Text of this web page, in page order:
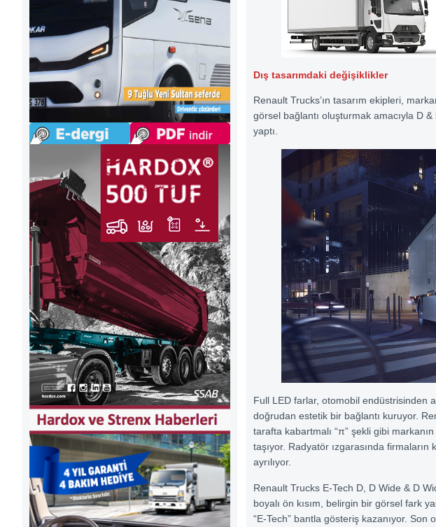
Dış tasarımdaki değişiklikler
Renault Trucks’ın tasarım ekipleri,
görsel bağlantı oluşturmak amacıyla D
yaptı.
Full LED farlar, otomobil endüstrisinden
doğrudan estetik bir bağlantı kuruyor.
tarafta kabartmalı “π” şekli gibi
taşıyor. Radyatör ızgarasında
ayrılıyor.
Renault Trucks E-Tech D, D Wide & D
boyalı ön kısım, belirgin bir görsel fark
“E-Tech” bantla gösteriş kazanıyor. Son